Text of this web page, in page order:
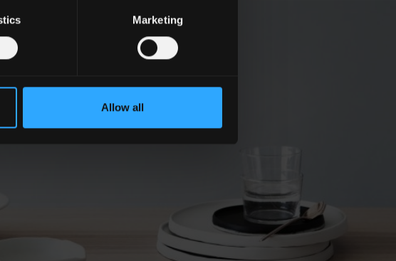
Marketing
Allow all